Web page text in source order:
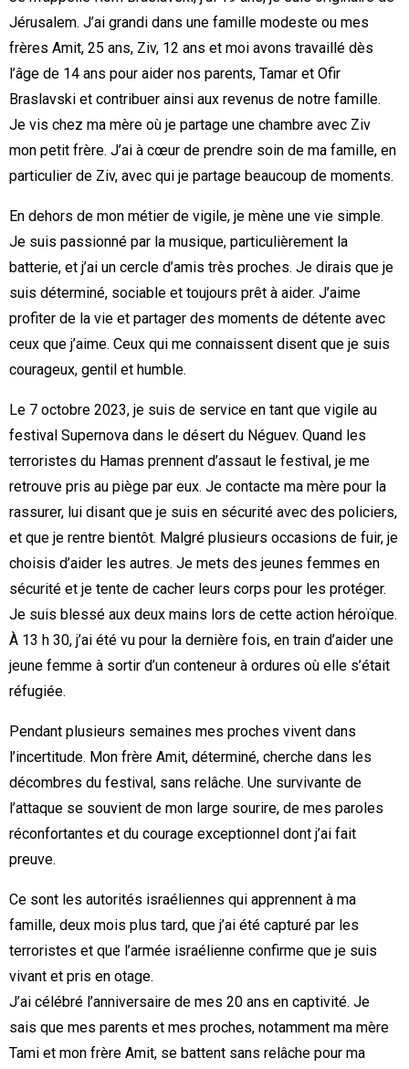
Jérusalem. J’ai grandi dans une famille modeste ou mes
frères Amit, 25 ans, Ziv, 12 ans et moi avons travaillé dès
l’âge de 14 ans pour aider nos parents, Tamar et Ofir
Braslavski et contribuer ainsi aux revenus de notre famille.
Je vis chez ma mère où je partage une chambre avec Ziv
mon petit frère. J’ai à cœur de prendre soin de ma famille, en
particulier de Ziv, avec qui je partage beaucoup de moments.
En dehors de mon métier de vigile, je mène une vie simple.
Je suis passionné par la musique, particulièrement la
batterie, et j’ai un cercle d’amis très proches. Je dirais que je
suis déterminé, sociable et toujours prêt à aider. J’aime
profiter de la vie et partager des moments de détente avec
ceux que j’aime. Ceux qui me connaissent disent que je suis
courageux, gentil et humble.
Le 7 octobre 2023, je suis de service en tant que vigile au
festival Supernova dans le désert du Néguev. Quand les
terroristes du Hamas prennent d’assaut le festival, je me
retrouve pris au piège par eux. Je contacte ma mère pour la
rassurer, lui disant que je suis en sécurité avec des policiers,
et que je rentre bientôt. Malgré plusieurs occasions de fuir, je
choisis d’aider les autres. Je mets des jeunes femmes en
sécurité et je tente de cacher leurs corps pour les protéger.
Je suis blessé aux deux mains lors de cette action héroïque.
À 13 h 30, j’ai été vu pour la dernière fois, en train d’aider une
jeune femme à sortir d’un conteneur à ordures où elle s’était
réfugiée.
Pendant plusieurs semaines mes proches vivent dans
l’incertitude. Mon frère Amit, déterminé, cherche dans les
décombres du festival, sans relâche. Une survivante de
l’attaque se souvient de mon large sourire, de mes paroles
réconfortantes et du courage exceptionnel dont j’ai fait
preuve.
Ce sont les autorités israéliennes qui apprennent à ma
famille, deux mois plus tard, que j’ai été capturé par les
terroristes et que l’armée israélienne confirme que je suis
vivant et pris en otage.
J’ai célébré l’anniversaire de mes 20 ans en captivité. Je
sais que mes parents et mes proches, notamment ma mère
Tami et mon frère Amit, se battent sans relâche pour ma